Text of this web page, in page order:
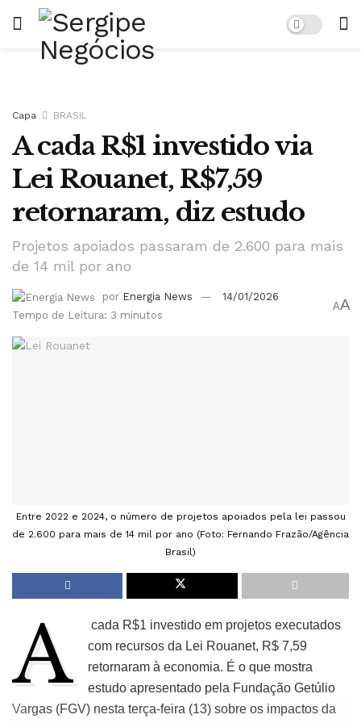
Capa BRASIL
A cada R$1 investido via
Lei Rouanet, R$7,59
retornaram, diz estudo
Projetos apoiados passaram de 2.600 para mais
de 14 mil por ano
por Energia News
14/01/2026
Tempo de Leitura: 3 minutos
AA
Entre 2022 e 2024, o número de projetos apoiados pela lei passou
de 2.600 para mais de 14 mil por ano (Foto: Fernando Frazão/Agência
Brasil)
A
cada R$1 investido em projetos executados
com recursos da Lei Rouanet, R$ 7,59
retornaram à economia. É o que mostra
estudo apresentado pela Fundação Getúlio
Vargas (FGV) nesta terça-feira (13) sobre os impactos da